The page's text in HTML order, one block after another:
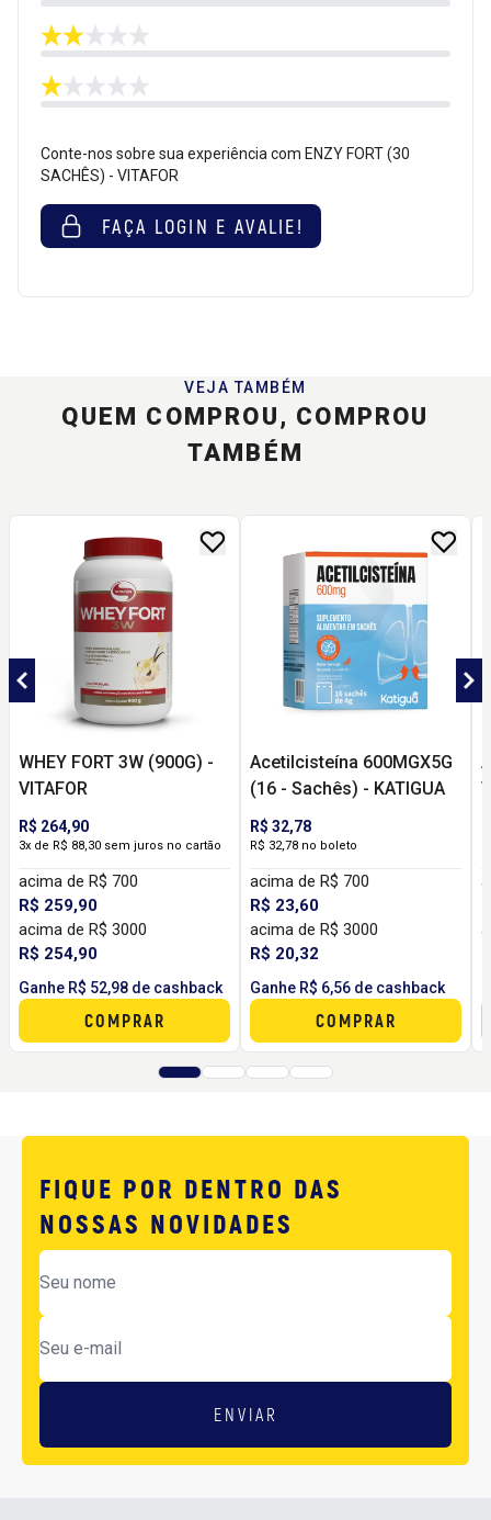
Conte-nos sobre sua experiência com ENZY FORT (30
SACHÊS) - VITAFOR
FAÇA LOGIN E AVALIE!
VEJA TAMBÉM
QUEM COMPROU, COMPROU
TAMBÉM
WHEY FORT 3W (900G) -
VITAFOR
R$ 264,90
3x de R$ 88,30 sem juros no cartão
acima de R$ 700
R$ 259,90
acima de R$ 3000
R$ 254,90
Ganhe R$ 52,98 de cashback
COMPRAR
Acetilcisteína 600MGX5G
(16 - Sachês) - KATIGUA
R$ 32,78
R$ 32,78 no boleto
acima de R$ 700
R$ 23,60
acima de R$ 3000
R$ 20,32
Ganhe R$ 6,56 de cashback
COMPRAR
FIQUE POR DENTRO DAS
NOSSAS NOVIDADES
ENVIAR